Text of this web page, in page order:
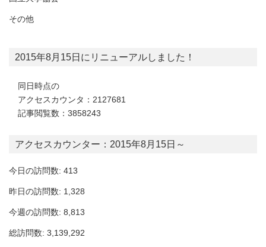
その他
2015年8月15日にリニューアルしました！
同日時点の
アクセスカウンタ：2127681
記事閲覧数：3858243
アクセスカウンター：2015年8月15日～
今日の訪問数: 413
昨日の訪問数: 1,328
今週の訪問数: 8,813
総訪問数: 3,139,292